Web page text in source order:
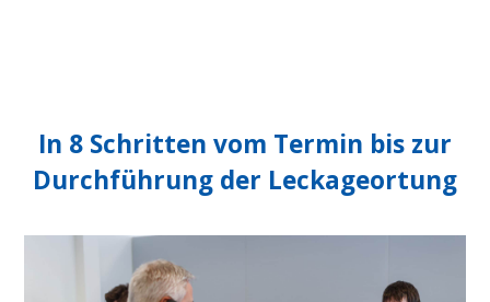
In 8 Schritten vom Termin bis zur
Durchführung der Leckageortung